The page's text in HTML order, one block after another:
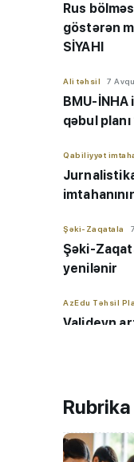
Rus
göstərən
SİYAHI
Ali təhsil 7
BMU-
qəbul
Qabiliyyət
Şəki-Zaqatala
Şəki-
yenilənir
AzEdu Təhsil
Valideyn
Alimlər
Rubrika